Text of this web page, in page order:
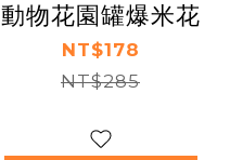
動物花園罐爆米花
NT$178
NT$285